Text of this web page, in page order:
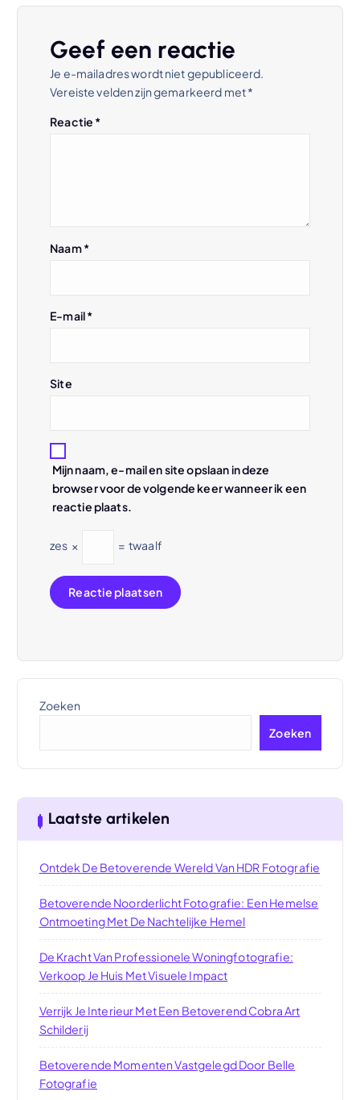
Geef een reactie
Je e-mailadres wordt niet gepubliceerd.
Vereiste velden zijn gemarkeerd met*
Reactie *
Naam*
E-mail*
Site
Mijn naam, e-mail en site opslaan in deze
browser voor de volgende keer wanneer ik een
reactie plaats.
zes × = twaalf
Zoeken
Zoeken
Laatste artikelen
Ontdek De Betoverende Wereld Van HDR Fotografie
Betoverende Noorderlicht Fotografie: Een Hemelse
Ontmoeting Met De Nachtelijke Hemel
De Kracht Van Professionele Woningfotografie:
Verkoop Je Huis Met Visuele Impact
Verrijk Je Interieur Met Een Betoverend Cobra Art
Schilderij
Betoverende Momenten Vastgelegd Door Belle
Fotografie